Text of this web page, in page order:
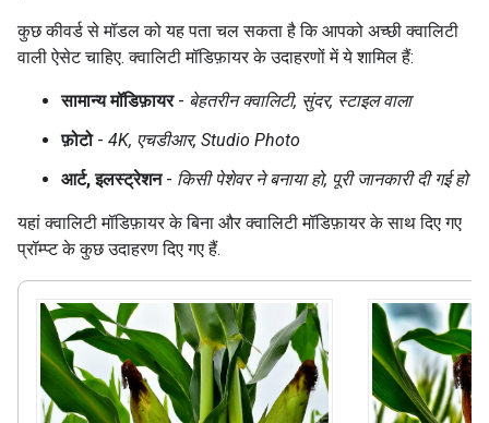
कुछ कीवर्ड से मॉडल को यह पता चल सकता है कि आपको अच्छी क्वालिटी
वाली ऐसेट चाहिए. क्वालिटी मॉडिफ़ायर के उदाहरणों में ये शामिल हैं:
सामान्य मॉडिफ़ायर- बेहतरीन क्वालिटी, सुंदर, स्टाइल वाला
फ़ोटो- 4K, एचडीआर, Studio Photo
आर्ट, इलस्ट्रेशन- किसी पेशेवर ने बनाया हो, पूरी जानकारी दी गई हो
यहां क्वालिटी मॉडिफ़ायर के बिना और क्वालिटी मॉडिफ़ायर के साथ दिए गए
प्रॉम्प्ट के कुछ उदाहरण दिए गए हैं.